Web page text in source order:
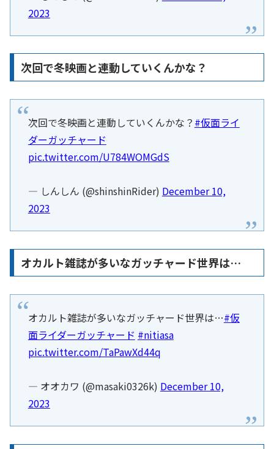
2023
次回で冬映画と連動していくんかな？
次回で冬映画と連動していくんかな？ #仮面ライ
ダーガッチャード
pic.twitter.com/U784WOMGdS
— しんしん (@shinshinRider) December 10,
2023
オカルト雑誌が多いなガッチャード世界は…
オカルト雑誌が多いなガッチャード世界は…#仮
面ライダーガッチャード #nitiasa
pic.twitter.com/TaPawXd44q
— オオカワ (@masaki0326k) December 10,
2023